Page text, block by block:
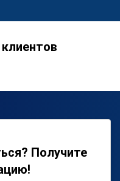
Получите